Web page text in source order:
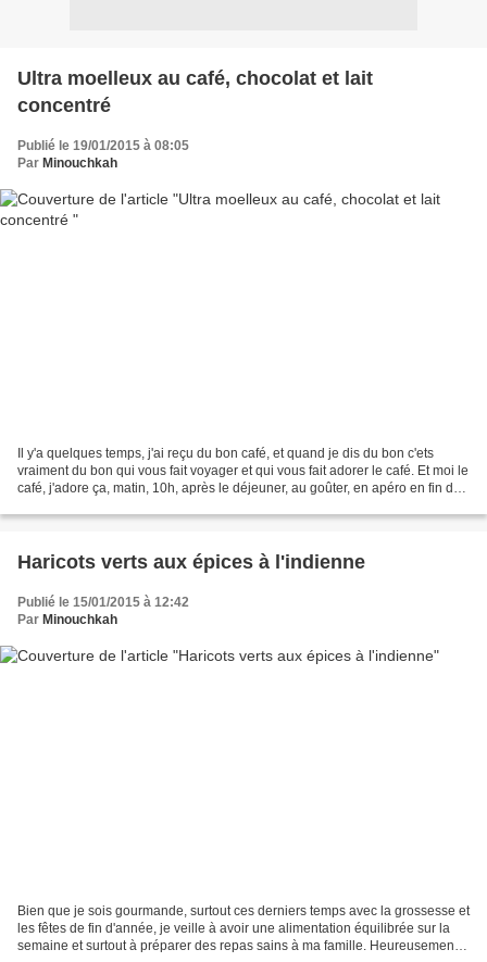
Ultra moelleux au café, chocolat et lait
concentré
Publié le 19/01/2015 à 08:05
Par Minouchkah
Il y'a quelques temps, j'ai reçu du bon café, et quand je dis du bon c'ets
vraiment du bon qui vous fait voyager et qui vous fait adorer le café. Et moi le
café, j'adore ça, matin, 10h, après le déjeuner, au goûter, en apéro en fin du
Haricots verts aux épices à l'indienne
Publié le 15/01/2015 à 12:42
Par Minouchkah
Bien que je sois gourmande, surtout ces derniers temps avec la grossesse et
les fêtes de fin d'année, je veille à avoir une alimentation équilibrée sur la
semaine et surtout à préparer des repas sains à ma famille. Heureusement